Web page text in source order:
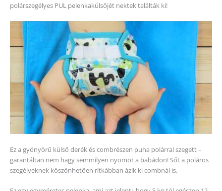
polárszegélyes PUL pelenkakülsőjét nektek találták ki!
Ez a gyönyörű külső derék és combrészen puha polárral szegett –
garantáltan nem hagy semmilyen nyomot a babádon! Sőt a poláros
szegélyeknek köszönhetően ritkábban ázik ki combnál is.